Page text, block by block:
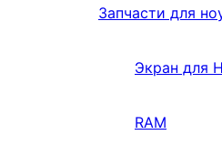
Запчасти для
Экран для
RAM